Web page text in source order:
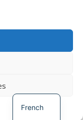
Circle
French